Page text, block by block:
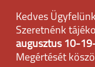
Kedves
Szeretnénk
augusztus 10-
Megértését